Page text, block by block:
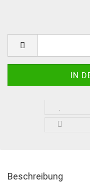
Beschreibung